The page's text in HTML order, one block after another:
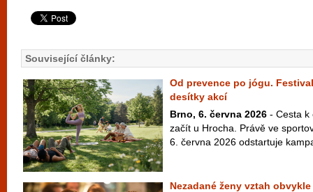
Související články:
Od prevence po jógu.
desítky akcí
Brno, 6. června 2026 - Cesta k
začít u Hrocha. Právě ve
6. června 2026 odstartuje
Nezadané ženy vztah